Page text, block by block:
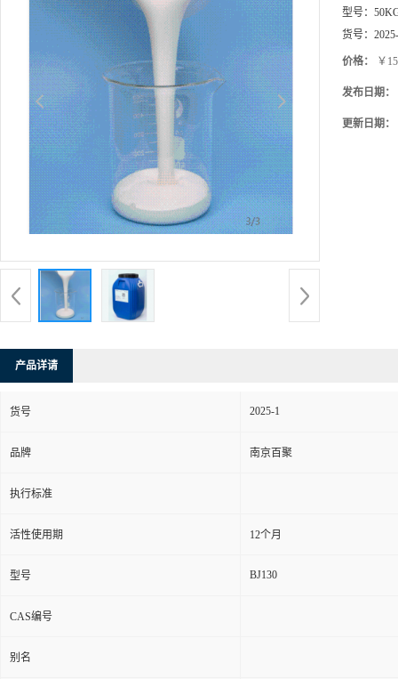
型号：
货号：
价格： ￥
发布日期：
更新日期：
产品详请
货号 2025-1
品牌 南京百聚
执行标准
活性使用期 12个月
型号 BJ130
CAS编号
别名